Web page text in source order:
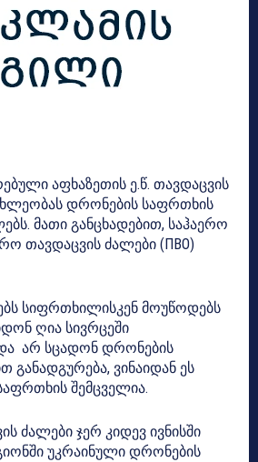
აფხაზეთის ე.წ. თავდაცვის
დრონების საფრთხის
მათი განცხადებით, საჰაერო
თავდაცვის ძალები (ПВО)
სიფრთხილისკენ მოუწოდებს
ღია სივრცეში
არ სცადონ დრონების
განადგურება, ვინაიდან ეს
შემცველია.
ძალები ჯერ კიდევ ივნისში
უკრაინული დრონების